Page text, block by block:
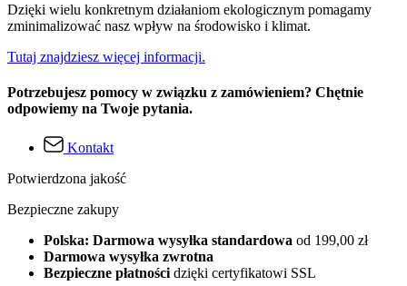
Dzięki wielu konkretnym działaniom ekologicznym pomagamy
zminimalizować nasz wpływ na środowisko i klimat.
Tutaj znajdziesz więcej informacji.
Potrzebujesz pomocy w związku z zamówieniem? Chętnie
odpowiemy na Twoje pytania.
Kontakt
Potwierdzona jakość
Bezpieczne zakupy
Polska: Darmowa wysyłka standardowa od 199,00 zł
Darmowa wysyłka zwrotna
Bezpieczne płatności dzięki certyfikatowi SSL